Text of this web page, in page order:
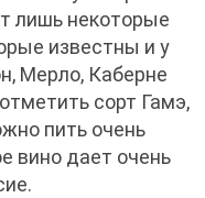
лишь некоторые
известны и у
Мерло, Каберне
сорт Гамэ,
пить очень
вино дает очень